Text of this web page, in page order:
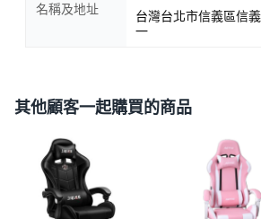
名稱及地址
台灣台北市信義區信
一
其他顧客一起購買的商品